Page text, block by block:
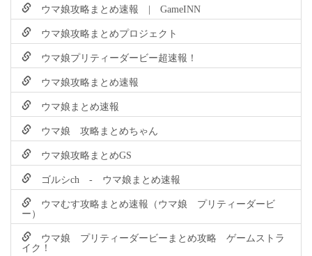
ウマ娘攻略まとめ速報 | GameINN
ウマ娘攻略まとめプロジェクト
ウマ娘プリティーダービー超速報！
ウマ娘攻略まとめ速報
ウマ娘まとめ速報
ウマ娘 攻略まとめちゃん
ウマ娘攻略まとめGS
ゴルシch - ウマ娘まとめ速報
ウマむす攻略まとめ速報（ウマ娘 プリティーダービ
ー）
ウマ娘 プリティーダービーまとめ攻略 ゲームストラ
イク！